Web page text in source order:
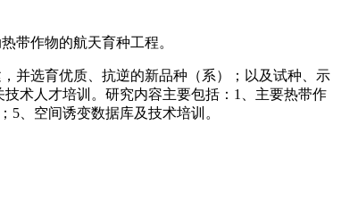
带作物的航天育种工程。
并选育优质、抗逆的新品种（系）；以及试种、示
术人才培训。研究内容主要包括：1、主要热带作
、空间诱变数据库及技术培训。